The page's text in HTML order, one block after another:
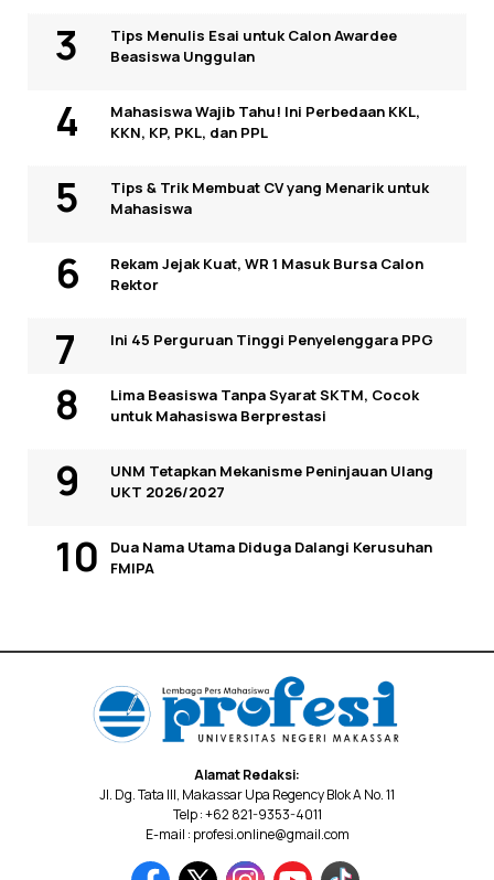
Tips Menulis Esai untuk Calon Awardee
Beasiswa Unggulan
Mahasiswa Wajib Tahu! Ini Perbedaan KKL,
KKN, KP, PKL, dan PPL
Tips & Trik Membuat CV yang Menarik untuk
Mahasiswa
Rekam Jejak Kuat, WR 1 Masuk Bursa Calon
Rektor
Ini 45 Perguruan Tinggi Penyelenggara PPG
Lima Beasiswa Tanpa Syarat SKTM, Cocok
untuk Mahasiswa Berprestasi
UNM Tetapkan Mekanisme Peninjauan Ulang
UKT 2026/2027
Dua Nama Utama Diduga Dalangi Kerusuhan
FMIPA
Alamat Redaksi:
Jl. Dg. Tata III, Makassar Upa Regency Blok A No. 11
Telp : +62 821-9353-4011
E-mail : profesi.online@gmail.com